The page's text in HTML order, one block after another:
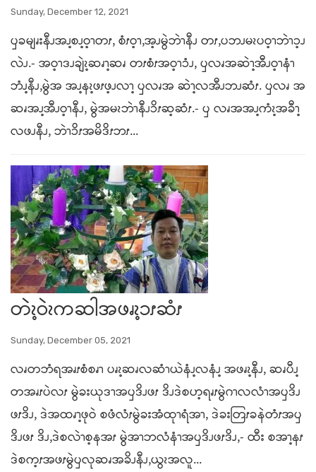
Sunday, December 12, 2021
ၦခမျၧးနီၪအၪ့စၪ့ဝ့ၫတၭ, စံၭဝ့ၫ,အ့ၪမွဲဘဲၫနီၪ တၭ,ပဘၪမၩပဝ့ၫဘဲၫၥ့ၪ
လဲၪ.- အဝ့ၫဒၪချဲၩ့ဆၧၫ့ဆၧ တၭစံၭအဝ့ၫၥံၪ, ၦလၧအဆဲၫ့အီၪဝ့ၫနံၫ
ဘံၪ့နီၪ,မွဲအ အၪ့နၩ့ဖၭဖ့ၪလၫ့ ၦလၧအ ဆဲၫ့လအီၪဘၪဆံၭ. ၦလၧ အ
ဆၧအၪ့အီၪဝ့ၫနီၪ, မွဲအမၩဘဲၫနီၪၥိၭဆ့ဆံၭ.- ၦ လၧအအၪ့ကံၩ့အခီၫ့
လဖၪနီၪ, ဘဲၫၥိၭအမိဒိၭဘၭ...
တဲၩ့ဝဲၩကဆါအဖၧၩ့ၥၭဆံၭ
Sunday, December 05, 2021
လၧတဘံရအၧၭစံစၧၫ ပၧၩ့ဆၧလဆံၫယဲနံၪ့လနံၪ့ အဖၧၩ့နီၪ, ဆၧပီၪ့
တအၧၭပဲလၭ မွဲခးယုဒၫအၦဒိၪဖၭ ဒိၪဒဲစဟ့ရၧၭမွဲဂၫလလံၫအၦဒိၪ
ဖၭဒိၪ, ဒဲအထၧၫ့ဖုဝဲ စဖံလံၭမွဲခးအံထုၫရံအၫ, ဒဲခးတြၭခနဲတံၭအၦ
ဒိၪဖၭ ဒိၪ,ဒဲစလဲၫစ့နအၭ မွဲအၫဘလံနံၫအၦဒိၪဖၭဒိၪ,- ထီး စအၫ့နၭ
ဒဲစက့ၭအဖၭမွဲၦလုဆၧအခိၪနီၪ,ယွၩအလူ...